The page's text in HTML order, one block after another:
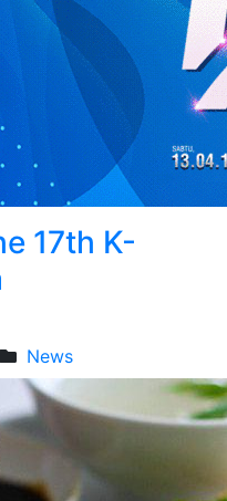
17th K-
News